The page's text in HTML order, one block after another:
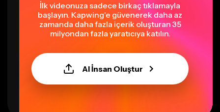
İlk videonuza sadece birkaç tıklamayla
başlayın. Kapwing'e güvenerek daha az
zamanda daha fazla içerik oluşturan 35
milyondan fazla yaratıcıya katılın.
AI İnsan Oluştur